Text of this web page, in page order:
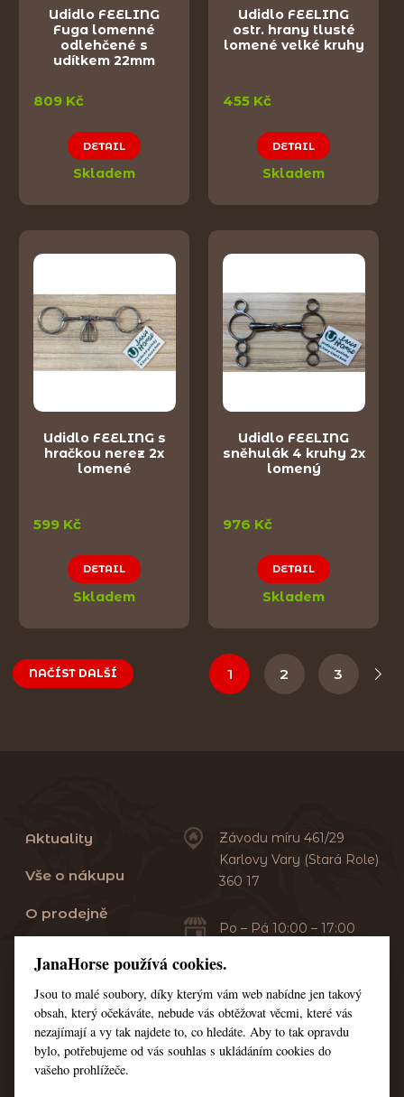
Udidlo FEELING
Fuga lomenné
odlehčené s
udítkem 22mm
809 Kč
DETAIL
Skladem
Udidlo FEELING
ostr. hrany tlusté
lomené velké kruhy
455 Kč
DETAIL
Skladem
Udidlo FEELING s
hračkou nerez 2x
lomené
599 Kč
DETAIL
Skladem
Udidlo FEELING
sněhulák 4 kruhy 2x
lomený
976 Kč
DETAIL
Skladem
NAČÍST DALŠÍ 1 2 3
Aktuality
Vše o nákupu
O prodejně
Servis
Kontakt
Nastavení cookies
Závodu míru 461/29
Karlovy Vary (Stará Role)
360 17
Po – Pá 10:00 – 17:00
+420 353 549 410
+420 608 444 378
JanaHorse používá cookies.
Jsou to malé soubory, díky kterým vám web nabídne jen takový
obsah, který očekáváte, nebude vás obtěžovat věcmi, které vás
nezajímají a vy tak najdete to, co hledáte. Aby to tak opravdu
bylo, potřebujeme od vás souhlas s ukládáním cookies do
vašeho prohlížeče.